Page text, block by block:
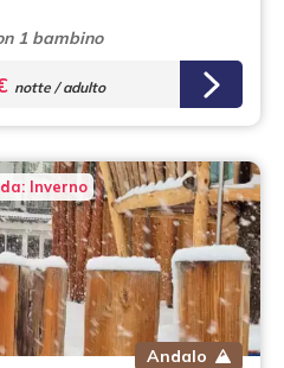
1 bambino
notte / adulto
Inverno
Andalo